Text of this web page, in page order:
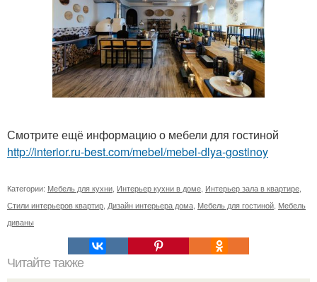
Смотрите ещё информацию о мебели для гостиной
http://interior.ru-best.com/mebel/mebel-dlya-gostinoy
Категории: Мебель для кухни Интерьер кухни в доме Интерьер зала в квартире
Стили интерьеров квартир Дизайн интерьера дома Мебель для гостиной Мебель
диваны
Читайте также